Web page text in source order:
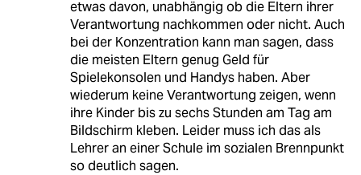
etwas davon, unabhängig ob die Eltern ihrer
Verantwortung nachkommen oder nicht. Auch
bei der Konzentration kann man sagen, dass
die meisten Eltern genug Geld für
Spielekonsolen und Handys haben. Aber
wiederum keine Verantwortung zeigen, wenn
ihre Kinder bis zu sechs Stunden am Tag am
Bildschirm kleben. Leider muss ich das als
Lehrer an einer Schule im sozialen Brennpunkt
so deutlich sagen.